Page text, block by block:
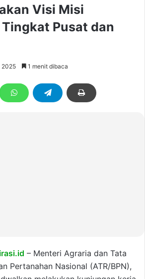
Visi Misi
Pusat dan
2025 1 menit dibaca
– Menteri Agraria dan Tata
Pertanahan Nasional (ATR/BPN),